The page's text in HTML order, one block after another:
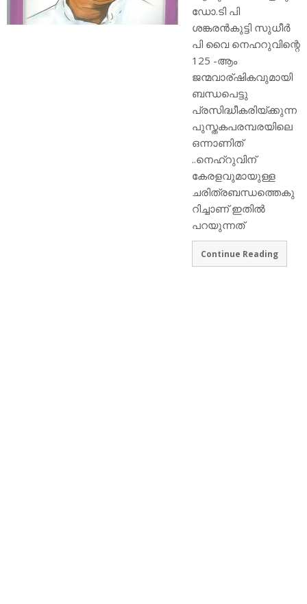
ഡോ.ടി പി
ശങ്കരൻകുട്ടി സുധീര്‍
പി വൈ നെഹറുവിന്റെ
125 -ആം
ജന്മവാര്ഷികവുമായി
ബന്ധപെട്ടു
പ്രസിദ്ധീകരിയ്ക്കുന്ന
പുസ്തകപരമ്പരയിലെ
ഒന്നാണിത്
..നെഹ്‌റുവിന്
കേരളവുമായുള്ള
ചരിത്രബന്ധത്തെകു
റിച്ചാണ് ഇതിൽ
പറയുന്നത്
Continue Reading